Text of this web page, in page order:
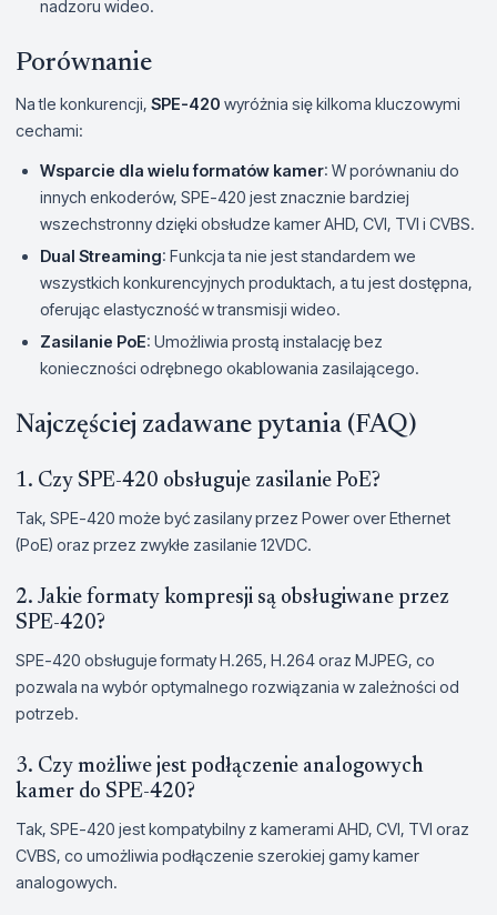
nadzoru wideo.
Porównanie
Na tle konkurencji, SPE-420 wyróżnia się kilkoma kluczowymi
cechami:
Wsparcie dla wielu formatów kamer: W porównaniu do
innych enkoderów, SPE-420 jest znacznie bardziej
wszechstronny dzięki obsłudze kamer AHD, CVI, TVI i CVBS.
Dual Streaming: Funkcja ta nie jest standardem we
wszystkich konkurencyjnych produktach, a tu jest dostępna,
oferując elastyczność w transmisji wideo.
Zasilanie PoE: Umożliwia prostą instalację bez
konieczności odrębnego okablowania zasilającego.
Najczęściej zadawane pytania (FAQ)
1. Czy SPE-420 obsługuje zasilanie PoE?
Tak, SPE-420 może być zasilany przez Power over Ethernet
(PoE) oraz przez zwykłe zasilanie 12VDC.
2. Jakie formaty kompresji są obsługiwane przez
SPE-420?
SPE-420 obsługuje formaty H.265, H.264 oraz MJPEG, co
pozwala na wybór optymalnego rozwiązania w zależności od
potrzeb.
3. Czy możliwe jest podłączenie analogowych
kamer do SPE-420?
Tak, SPE-420 jest kompatybilny z kamerami AHD, CVI, TVI oraz
CVBS, co umożliwia podłączenie szerokiej gamy kamer
analogowych.